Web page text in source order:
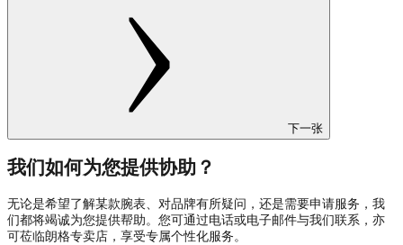
下一张
我们如何为您提供协助？
无论是希望了解某款腕表、对品牌有所疑问，还是需要申请服务，我
们都将竭诚为您提供帮助。您可通过电话或电子邮件与我们联系，亦
可莅临朗格专卖店，享受专属个性化服务。